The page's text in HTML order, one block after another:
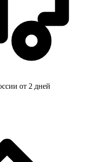
от 2 дней